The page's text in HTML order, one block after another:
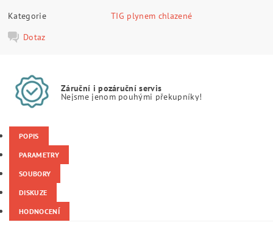
Kategorie
TIG plynem chlazené
Dotaz
Záruční i pozáruční servis
Nejsme jenom pouhými překupníky!
POPIS
PARAMETRY
SOUBORY
DISKUZE
HODNOCENÍ